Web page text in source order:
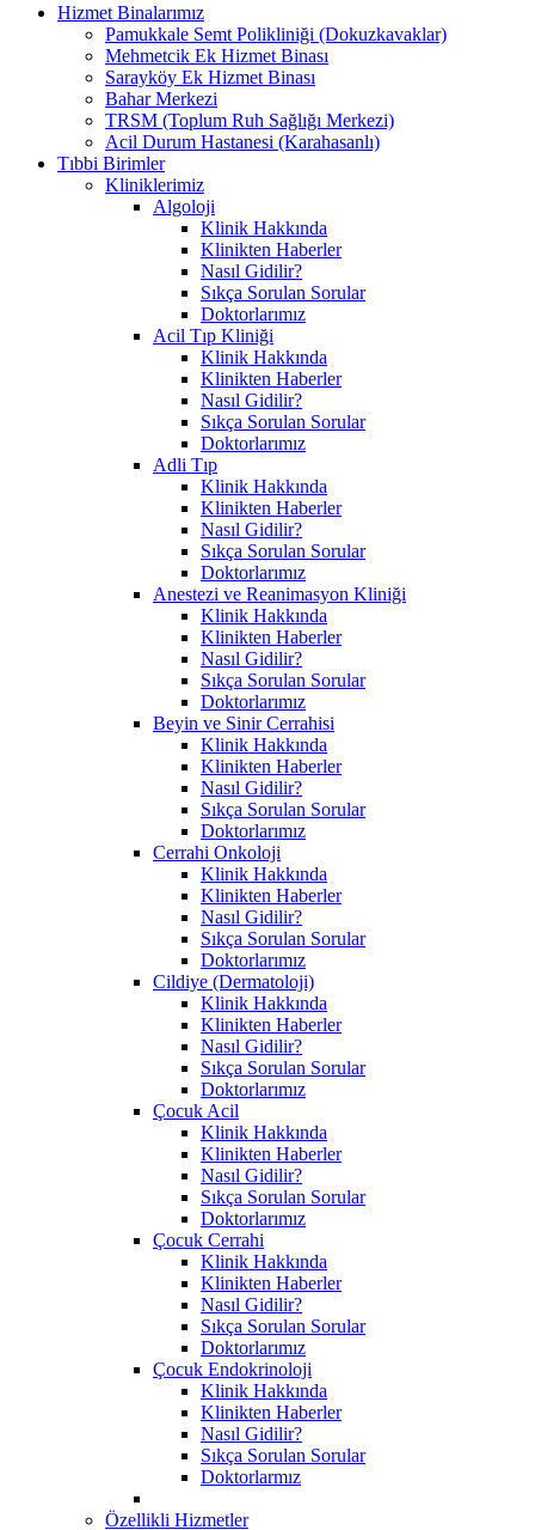
Hizmet Binalarımız
Pamukkale Semt Polikliniği (Dokuzkavaklar)
Mehmetcik Ek Hizmet Binası
Sarayköy Ek Hizmet Binası
Bahar Merkezi
TRSM (Toplum Ruh Sağlığı Merkezi)
Acil Durum Hastanesi (Karahasanlı)
Tıbbi Birimler
Kliniklerimiz
Algoloji
Klinik Hakkında
Klinikten Haberler
Nasıl Gidilir?
Sıkça Sorulan Sorular
Doktorlarımız
Acil Tıp Kliniği
Klinik Hakkında
Klinikten Haberler
Nasıl Gidilir?
Sıkça Sorulan Sorular
Doktorlarımız
Adli Tıp
Klinik Hakkında
Klinikten Haberler
Nasıl Gidilir?
Sıkça Sorulan Sorular
Doktorlarımız
Anestezi ve Reanimasyon Kliniği
Klinik Hakkında
Klinikten Haberler
Nasıl Gidilir?
Sıkça Sorulan Sorular
Doktorlarımız
Beyin ve Sinir Cerrahisi
Klinik Hakkında
Klinikten Haberler
Nasıl Gidilir?
Sıkça Sorulan Sorular
Doktorlarımız
Cerrahi Onkoloji
Klinik Hakkında
Klinikten Haberler
Nasıl Gidilir?
Sıkça Sorulan Sorular
Doktorlarımız
Cildiye (Dermatoloji)
Klinik Hakkında
Klinikten Haberler
Nasıl Gidilir?
Sıkça Sorulan Sorular
Doktorlarımız
Çocuk Acil
Klinik Hakkında
Klinikten Haberler
Nasıl Gidilir?
Sıkça Sorulan Sorular
Doktorlarımız
Çocuk Cerrahi
Klinik Hakkında
Klinikten Haberler
Nasıl Gidilir?
Sıkça Sorulan Sorular
Doktorlarımız
Çocuk Endokrinoloji
Klinik Hakkında
Klinikten Haberler
Nasıl Gidilir?
Sıkça Sorulan Sorular
Doktorlarmız
Özellikli Hizmetler